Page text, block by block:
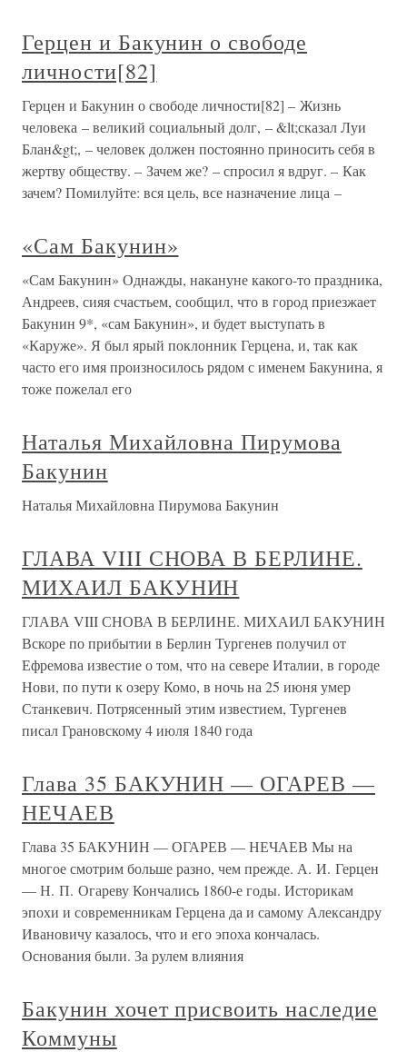
Герцен и Бакунин о свободе
личности[82]
Герцен и Бакунин о свободе личности[82] – Жизнь
человека – великий социальный долг, – &lt;сказал Луи
Блан&gt;, – человек должен постоянно приносить себя в
жертву обществу. – Зачем же? – спросил я вдруг. – Как
зачем? Помилуйте: вся цель, все назначение лица –
«Сам Бакунин»
«Сам Бакунин» Однажды, накануне какого-то праздника,
Андреев, сияя счастьем, сообщил, что в город приезжает
Бакунин 9*, «сам Бакунин», и будет выступать в
«Каруже». Я был ярый поклонник Герцена, и, так как
часто его имя произносилось рядом с именем Бакунина, я
тоже пожелал его
Наталья Михайловна Пирумова
Бакунин
Наталья Михайловна Пирумова Бакунин
ГЛАВА VIII СНОВА В БЕРЛИНЕ.
МИХАИЛ БАКУНИН
ГЛАВА VIII СНОВА В БЕРЛИНЕ. МИХАИЛ БАКУНИН
Вскоре по прибытии в Берлин Тургенев получил от
Ефремова известие о том, что на севере Италии, в городе
Нови, по пути к озеру Комо, в ночь на 25 июня умер
Станкевич. Потрясенный этим известием, Тургенев
писал Грановскому 4 июля 1840 года
Глава 35 БАКУНИН — ОГАРЕВ —
НЕЧАЕВ
Глава 35 БАКУНИН — ОГАРЕВ — НЕЧАЕВ Мы на
многое смотрим больше разно, чем прежде. А. И. Герцен
— Н. П. Огареву Кончались 1860-е годы. Историкам
эпохи и современникам Герцена да и самому Александру
Ивановичу казалось, что и его эпоха кончалась.
Основания были. За рулем влияния
Бакунин хочет присвоить наследие
Коммуны